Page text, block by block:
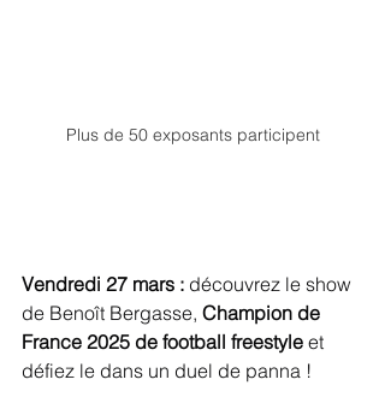
Plus de 50 exposants participent
Vendredi 27 mars : découvrez le show
de Benoît Bergasse, Champion de
France 2025 de football freestyle et
défiez le dans un duel de panna !